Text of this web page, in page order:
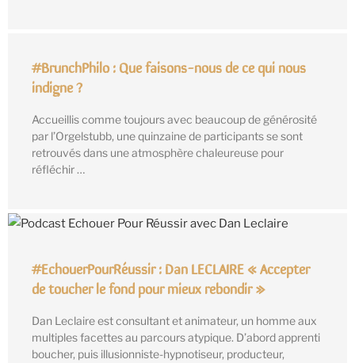
#BrunchPhilo : Que faisons-nous de ce qui nous
indigne ?
Accueillis comme toujours avec beaucoup de générosité
par l’Orgelstubb, une quinzaine de participants se sont
retrouvés dans une atmosphère chaleureuse pour
réfléchir …
#EchouerPourRéussir : Dan LECLAIRE « Accepter
de toucher le fond pour mieux rebondir »
Dan Leclaire est consultant et animateur, un homme aux
multiples facettes au parcours atypique. D’abord apprenti
boucher, puis illusionniste-hypnotiseur, producteur,